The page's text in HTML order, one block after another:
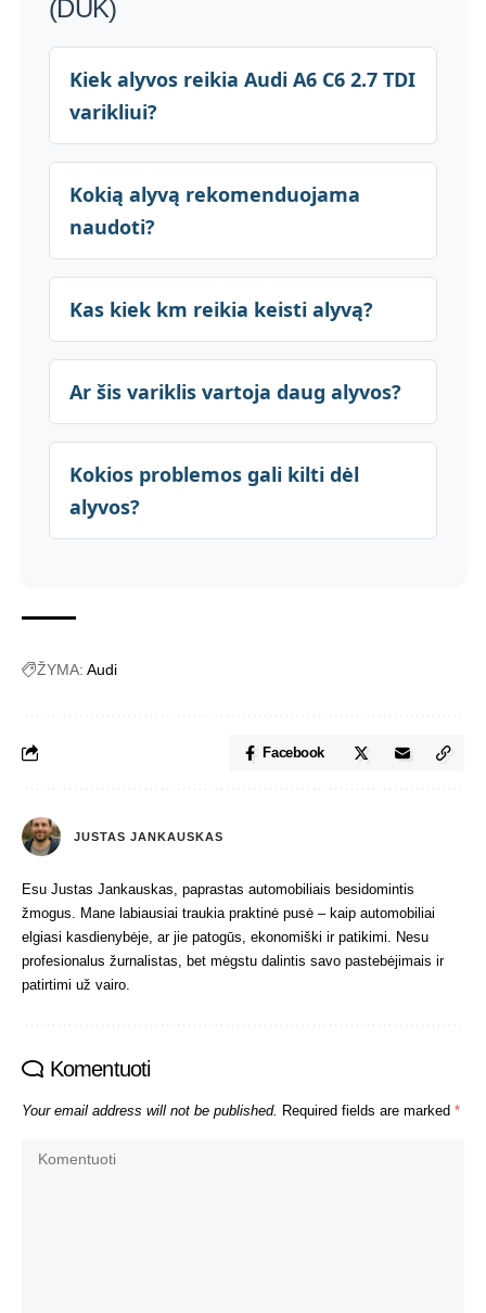
(DUK)
Kiek alyvos reikia Audi A6 C6 2.7 TDI
varikliui?
Kokią alyvą rekomenduojama
naudoti?
Kas kiek km reikia keisti alyvą?
Ar šis variklis vartoja daug alyvos?
Kokios problemos gali kilti dėl
alyvos?
ŽYMA: Audi
Facebook
JUSTAS JANKAUSKAS
Esu Justas Jankauskas, paprastas automobiliais besidomintis
žmogus. Mane labiausiai traukia praktinė pusė – kaip automobiliai
elgiasi kasdienybėje, ar jie patogūs, ekonomiški ir patikimi. Nesu
profesionalus žurnalistas, bet mėgstu dalintis savo pastebėjimais ir
patirtimi už vairo.
Komentuoti
Your email address will not be published. Required fields are marked *